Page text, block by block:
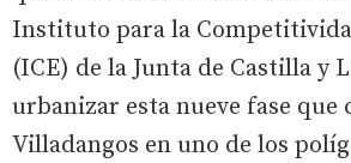
Instituto para la
(ICE) de la Junta de Castilla y
urbanizar esta nueve fase que
Villadangos en uno de los